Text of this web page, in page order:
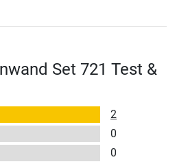
Set 721 Test &
2
0
0